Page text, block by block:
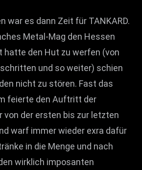
war es dann Zeit für TANKARD.
Metal-Mag den Hessen
hatte den Hut zu werfen (von
und so weiter) schien
nicht zu stören. Fast das
feierte den Auftritt der
von der ersten bis zur letzten
warf immer wieder exra dafür
in die Menge und nach
wirklich imposanten